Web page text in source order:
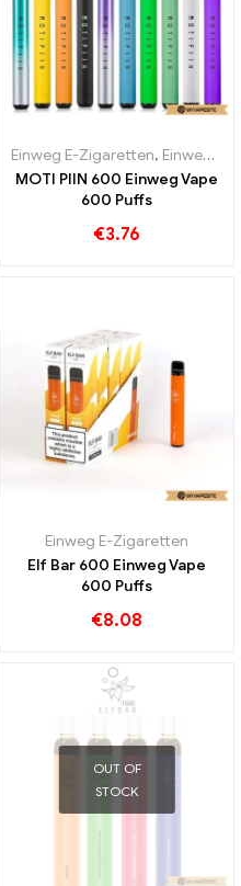
Einweg E-Zigaretten, Einweg-E-Zigaretten Schweden
MOTI PIIN 600 Einweg Vape
600 Puffs
€3.76
Einweg E-Zigaretten
Elf Bar 600 Einweg Vape
600 Puffs
€8.08
OUT OF
STOCK